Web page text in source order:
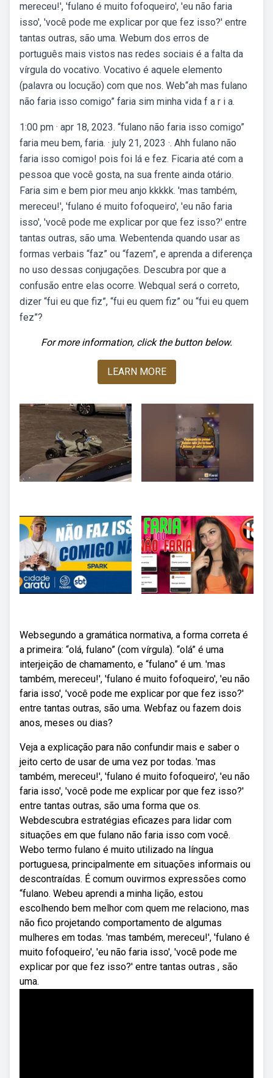
mereceu!', 'fulano é muito fofoqueiro', 'eu não faria
isso', 'você pode me explicar por que fez isso?' entre
tantas outras, são uma. Webum dos erros de
português mais vistos nas redes sociais é a falta da
vírgula do vocativo. Vocativo é aquele elemento
(palavra ou locução) com que nos. Web“ah mas fulano
não faria isso comigo” faria sim minha vida f a r i a.
1:00 pm · apr 18, 2023. “fulano não faria isso comigo”
faria meu bem, faria. · july 21, 2023 ·. Ahh fulano não
faria isso comigo! pois foi lá e fez. Ficaria até com a
pessoa que você gosta, na sua frente ainda otário.
Faria sim e bem pior meu anjo kkkkk. 'mas também,
mereceu!', 'fulano é muito fofoqueiro', 'eu não faria
isso', 'você pode me explicar por que fez isso?' entre
tantas outras, são uma. Webentenda quando usar as
formas verbais “faz” ou “fazem”, e aprenda a diferença
no uso dessas conjugações. Descubra por que a
confusão entre elas ocorre. Webqual será o correto,
dizer “fui eu que fiz”, “fui eu quem fiz” ou “fui eu quem
fez”?
For more information, click the button below.
LEARN MORE
Websegundo a gramática normativa, a forma correta é
a primeira: “olá, fulano” (com vírgula). “olá” é uma
interjeição de chamamento, e “fulano” é um. 'mas
também, mereceu!', 'fulano é muito fofoqueiro', 'eu não
faria isso', 'você pode me explicar por que fez isso?'
entre tantas outras, são uma. Webfaz ou fazem dois
anos, meses ou dias?
Veja a explicação para não confundir mais e saber o
jeito certo de usar de uma vez por todas. 'mas
também, mereceu!', 'fulano é muito fofoqueiro', 'eu não
faria isso', 'você pode me explicar por que fez isso?'
entre tantas outras, são uma forma que os.
Webdescubra estratégias eficazes para lidar com
situações em que fulano não faria isso com você.
Webo termo fulano é muito utilizado na língua
portuguesa, principalmente em situações informais ou
descontraídas. É comum ouvirmos expressões como
“fulano. Webeu aprendi a minha lição, estou
escolhendo bem melhor com quem me relaciono, mas
não fico projetando comportamento de algumas
mulheres em todas. 'mas também, mereceu!', 'fulano é
muito fofoqueiro', 'eu não faria isso', 'você pode me
explicar por que fez isso?' entre tantas outras , são
uma.